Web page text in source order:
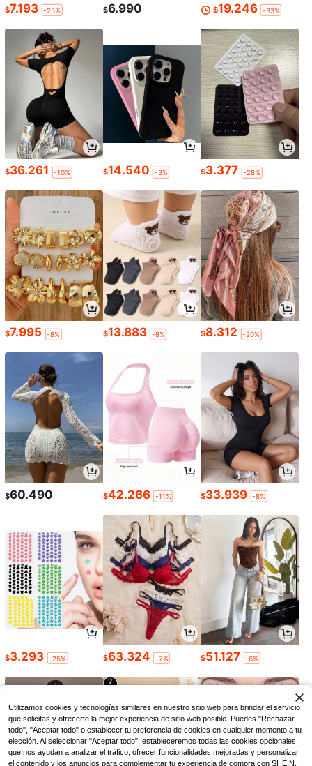
$7.193 -25% $6.990 $19.246 -33%
$36.261 -10% $14.540 -3% $3.377 -28%
$7.995 -8% $13.883 -8% $8.312 -20%
$60.490 $42.266 -11% $33.939 -8%
$3.293 -25% $63.324 -7% $51.127 -6%
Utilizamos cookies y tecnologías similares en nuestro sitio web para brindar el servicio
que solicitas y ofrecerte la mejor experiencia de sitio web posible. Puedes "Rechazar
todo", "Aceptar todo" o establecer tu preferencia de cookies en cualquier momento a tu
elección. Al seleccionar "Aceptar todo", estableceremos todas las cookies opcionales,
que nos ayudan a analizar el tráfico, ofrecer funcionalidades mejoradas y personalizar
el contenido y los anuncios para complementar tu experiencia de compra con SHEIN.